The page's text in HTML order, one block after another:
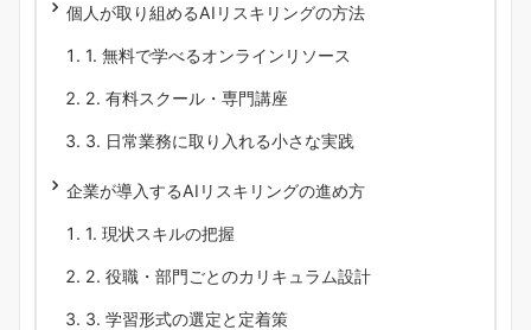
個人が取り組めるAIリスキリングの方法
1. 無料で学べるオンラインリソース
2. 有料スクール・専門講座
3. 日常業務に取り入れる小さな実践
企業が導入するAIリスキリングの進め方
1. 現状スキルの把握
2. 役職・部門ごとのカリキュラム設計
3. 学習形式の選定と定着策